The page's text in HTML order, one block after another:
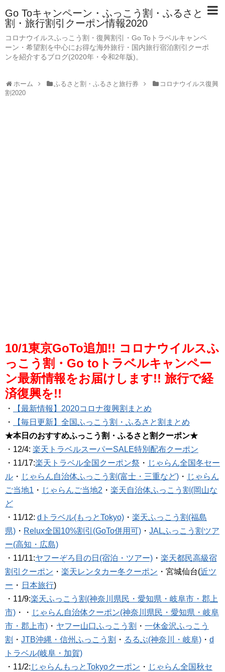
Go Toキャンペーン・ふっこう割・ふるさと
割・旅行割引クーポン情報2020
コロナウイルスふっこう割・復興割引・Go Toトラベルキャンペ
ーン・希望割を中心にお得な海外旅行・国内旅行宿泊割引クーポ
ンを紹介するブログ(2020年・令和2年版)。
ホーム ふるさと割・ふるさと旅行券
コロナウイルス復興
割2020
10/1東京GoTo追加!! コロナウイルスふ
っこう割・Go toトラベルキャンペー
ン最新情報をお届けします!! 旅行で経
済復興を!!
・
【最新情報】2020コロナ復興割まとめ
・
【毎日更新】全国ふっこう割・ふるさと割まとめ
★本日のおすすめふっこう割・ふるさと割クーポン★
・12/4: 楽天トラベルスーパーSALE特別配布クーポン
・11/17:楽天トラベル全国クーポン祭 ・ じゃらん全国冬セー
ル ・ じゃらん自治体ふっこう割(富士・三重など) ・ じゃらん
ご当地1 ・ じゃらんご当地2 ・ 楽天自治体ふっこう割(岡山な
ど
・11/12: dトラベル(もっとTokyo) ・ 楽天ふっこう割(福島
県) ・ Relux全国10%割引(GoTo併用可) ・ JALふっこう割ツア
ー(高知・広島)
・11/11:ヤフーぞろ目の日(宿泊・ツアー) ・ 楽天都民高級宿
割引クーポン ・ 楽天レンタカー冬クーポン ・宮城仙台(近ツ
ー ・ 日本旅行)
・11/9:楽天ふっこう割(神奈川県民・愛知県・岐阜市・郡上
市) ・・ じゃらん自治体クーポン(神奈川県民・愛知県・岐阜
市・郡上市) ・ ヤフー山口ふっこう割 ・ 一休金沢ふっこう
割 ・ JTB沖縄・信州ふっこう割 ・ るるぶ(神奈川・岐阜) ・ d
トラベル(岐阜・加賀)
・11/2: じゃらんもっとTokyoクーポン ・ じゃらん全国秋セ